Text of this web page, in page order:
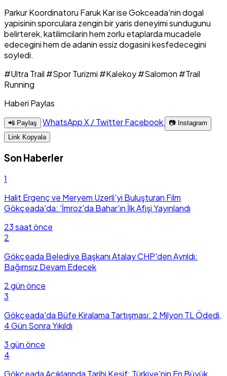
Parkur Koordinatoru Faruk Kar ise Gokceada'nin dogal
yapisinin sporculara zengin bir yaris deneyimi sundugunu
belirterek, katilimcilarin hem zorlu etaplarda mucadele
edecegini hem de adanin essiz dogasini kesfedecegini
soyledi.
#Ultra Trail #Spor Turizmi #Kalekoy#Salomon #Trail
Running
Haberi Paylas
📲 Paylaş WhatsAppX / TwitterFacebook
📷 Instagram
Link Kopyala
Son Haberler
1
Halit Ergenç ve Meryem Uzerli'yi Buluşturan Film
Gökçeada'da: 'İmroz'da Bahar'ın İlk Afişi Yayınlandı
23 saat önce
2
Gökçeada Belediye Başkanı Atalay CHP'den Ayrıldı:
Bağımsız Devam Edecek
2 gün önce
3
Gökçeada'da Büfe Kiralama Tartışması: 2 Milyon TL Ödedi,
4 Gün Sonra Yıkıldı
3 gün önce
4
Gökçeada Açıklarında Tarihi Keşif: Türkiye'nin En Büyük